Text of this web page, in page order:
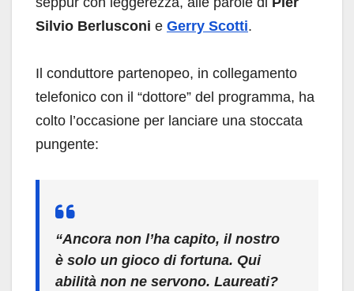
Silvio Berlusconi e Gerry Scotti.
Il conduttore partenopeo, in collegamento
telefonico con il “dottore” del programma, ha
colto l’occasione per lanciare una stoccata
pungente:
“Ancora non l’ha capito, il nostro
è solo un gioco di fortuna. Qui
abilità non ne servono. Laureati?